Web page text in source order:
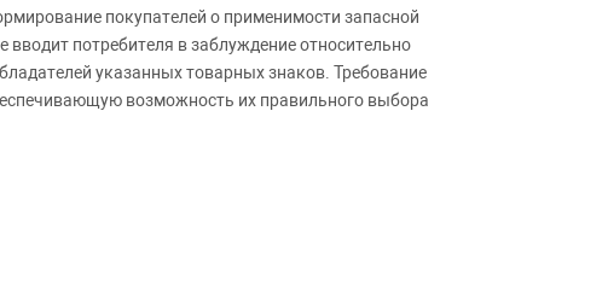
покупателей о применимости запасной
потребителя в заблуждение относительно
указанных товарных знаков. Требование
возможность их правильного выбора